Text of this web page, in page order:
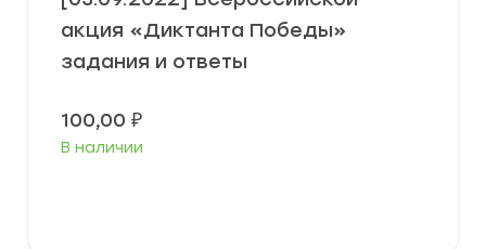
акция «Диктанта Победы»
задания и ответы
100,00 ₽
В наличии